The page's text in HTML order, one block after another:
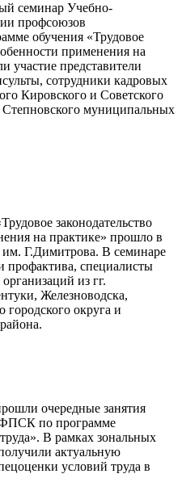
семинар Учебно-
профсоюзов
обучения «Трудовое
применения на
участие представители
сотрудники кадровых
Кировского и Советского
Степновского муниципальных
законодательство
на практике» прошло в
им. Г.Димитрова. В семинаре
профактива, специалисты
из гг.
Железноводска,
округа и
очередные занятия
ФПСК по программе
В рамках зональных
актуальную
условий труда в